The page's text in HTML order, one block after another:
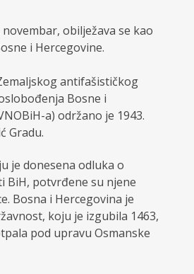
obilježava se kao
i Hercegovine.
antifašističkog
Bosne i
a) održano je 1943.
Gradu.
je donesena odluka o
BiH, potvrđene su njene
Bosna i Hercegovina je
koju je izgubila 1463,
pod upravu Osmanske